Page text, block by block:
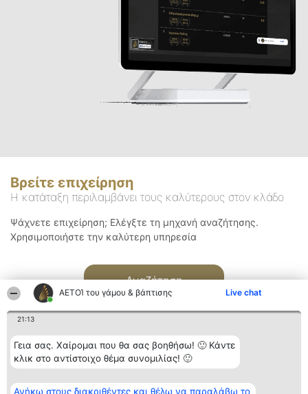
ΑΕΤΟΊ του γάμου & βάπτισης Live chat
21:13
Γεια σας. Χαίρομαι που θα σας βοηθήσω! 🙂 Κάντε
κλικ στο αντίστοιχο θέμα συνομιλίας! 🙂
Ανήκω στους διακριθέντες και θέλω να παραλάβω το
Βρείτε επιχείρηση
Η κατάταξη περιλαμβάνει τους καλύτερους στον κλάδο
Ψάχνετε επιχείρηση; Ελέγξτε τη μηχανή αναζήτησης.
Χρησιμοποιήστε την καλύτερη υπηρεσία
Αναζήτηση
Διοργανωτής της
κατάταξης
Κατάταξη
Διακριθέντες
Επικοινωνία
Επικοινωνία